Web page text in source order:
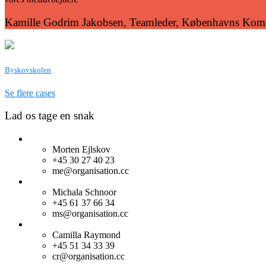
Kamille Godrim Jakobsen, Teamleder, Københavns
Byskovskolen
Se flere cases
Lad os tage en snak
Morten Ejlskov
+45 30 27 40 23
me@organisation.cc
Michala Schnoor
+45 61 37 66 34
ms@organisation.cc
Camilla Raymond
+45 51 34 33 39
cr@organisation.cc